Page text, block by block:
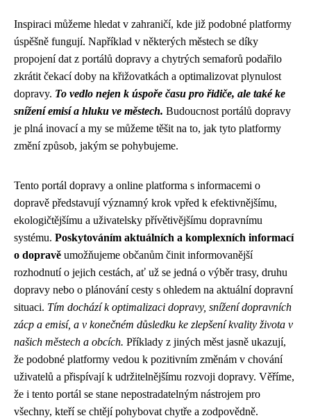
Inspiraci můžeme hledat v zahraničí, kde již podobné platformy
úspěšně fungují. Například v některých městech se díky
propojení dat z portálů dopravy a chytrých semaforů podařilo
zkrátit čekací doby na křižovatkách a optimalizovat plynulost
dopravy. To vedlo nejen k úspoře času pro řidiče, ale také ke
snížení emisí a hluku ve městech. Budoucnost portálů dopravy
je plná inovací a my se můžeme těšit na to, jak tyto platformy
změní způsob, jakým se pohybujeme.
Tento portál dopravy a online platforma s informacemi o
dopravě představují významný krok vpřed k efektivnějšímu,
ekologičtějšímu a uživatelsky přívětivějšímu dopravnímu
systému. Poskytováním aktuálních a komplexních informací
o dopravě umožňujeme občanům činit informovanější
rozhodnutí o jejich cestách, ať už se jedná o výběr trasy, druhu
dopravy nebo o plánování cesty s ohledem na aktuální dopravní
situaci. Tím dochází k optimalizaci dopravy, snížení dopravních
zácp a emisí, a v konečném důsledku ke zlepšení kvality života v
našich městech a obcích. Příklady z jiných měst jasně ukazují,
že podobné platformy vedou k pozitivním změnám v chování
uživatelů a přispívají k udržitelnějšímu rozvoji dopravy. Věříme,
že i tento portál se stane nepostradatelným nástrojem pro
všechny, kteří se chtějí pohybovat chytře a zodpovědně.